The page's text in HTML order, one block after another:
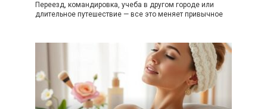
Переезд, командировка, учеба в другом городе или
длительное путешествие — все это меняет привычное